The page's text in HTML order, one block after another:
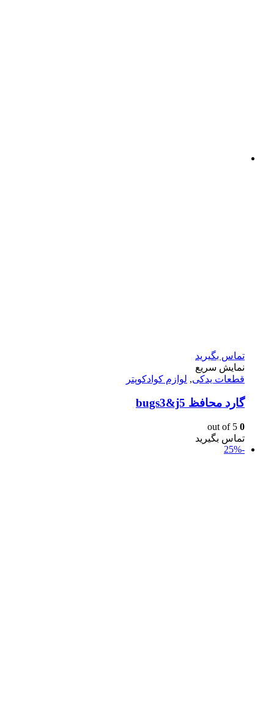
تماس بگیرید
نمایش سریع
قطعات یدکی, لوازم کوادکوپتر
گارد محافظ bugs3&j5
0
تماس بگیرید
-25%